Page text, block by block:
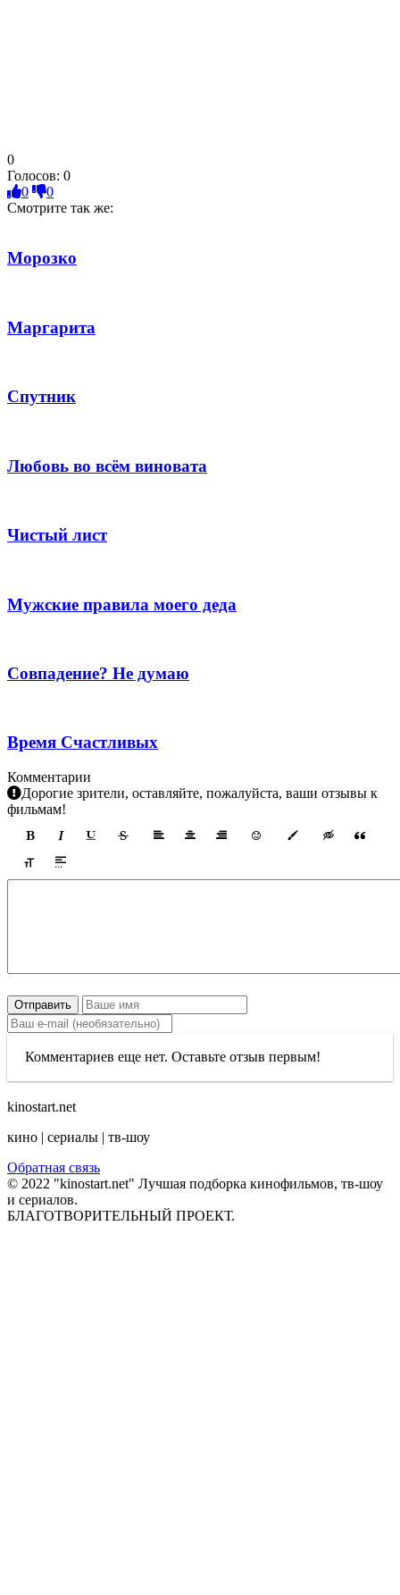
0
Голосов: 0
0
0
Смотрите так же:
Морозко
Маргарита
Спутник
Любовь во всём виновата
Чистый лист
Мужские правила моего деда
Совпадение? Не думаю
Время Счастливых
Комментарии
Дорогие зрители, оставляйте, пожалуйста, ваши отзывы к
фильмам!
Отправить
Комментариев еще нет. Оставьте отзыв первым!
kinostart.net
кино | сериалы | тв-шоу
Обратная связь
© 2022 "kinostart.net" Лучшая подборка кинофильмов, тв-шоу
и сериалов.
БЛАГОТВОРИТЕЛЬНЫЙ ПРОЕКТ.